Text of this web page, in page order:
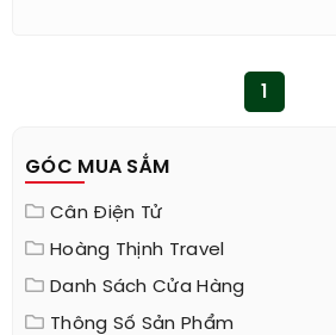
GÓC MUA SẮM
Cân Điện Tử
Hoàng Thịnh Travel
Danh Sách Cửa Hàng
Thông Số Sản Phẩm